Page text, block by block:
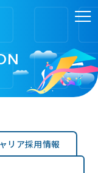
リア採用情報